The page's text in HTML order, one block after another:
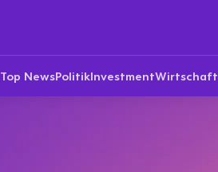
Top NewsPolitikInvestmentWirtschaft